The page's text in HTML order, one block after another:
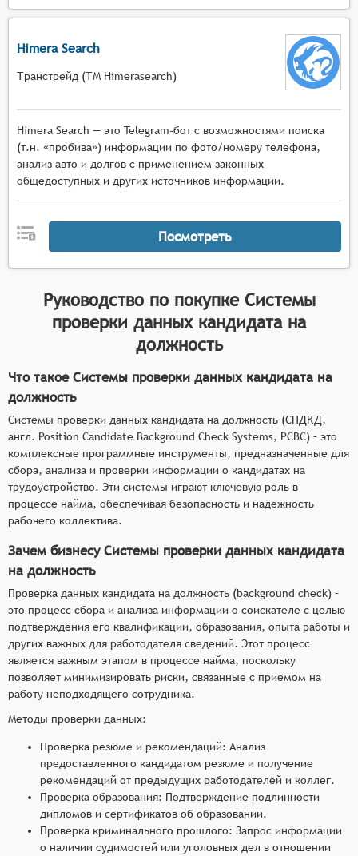
Himera Search
Транстрейд (ТМ Himerasearch)
Himera Search — это Telegram-бот с возможностями поиска
(т.н. «пробива») информации по фото/номеру телефона,
анализ авто и долгов с применением законных
общедоступных и других источников информации.
Посмотреть
Руководство по покупке Системы
проверки данных кандидата на
должность
Что такое Системы проверки данных кандидата на
должность
Системы проверки данных кандидата на должность (СПДКД,
англ. Position Candidate Background Check Systems, PCBC) – это
комплексные программные инструменты, предназначенные для
сбора, анализа и проверки информации о кандидатах на
трудоустройство. Эти системы играют ключевую роль в
процессе найма, обеспечивая безопасность и надежность
рабочего коллектива.
Зачем бизнесу Системы проверки данных кандидата
на должность
Проверка данных кандидата на должность (background check) –
это процесс сбора и анализа информации о соискателе с целью
подтверждения его квалификации, образования, опыта работы и
других важных для работодателя сведений. Этот процесс
является важным этапом в процессе найма, поскольку
позволяет минимизировать риски, связанные с приемом на
работу неподходящего сотрудника.
Методы проверки данных:
Проверка резюме и рекомендаций: Анализ
предоставленного кандидатом резюме и получение
рекомендаций от предыдущих работодателей и коллег.
Проверка образования: Подтверждение подлинности
дипломов и сертификатов об образовании.
Проверка криминального прошлого: Запрос информации
о наличии судимостей или уголовных дел в отношении